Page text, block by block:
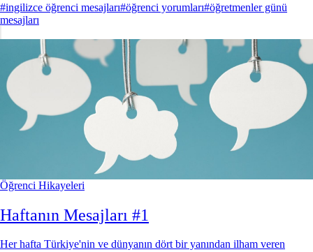
#ingilizce öğrenci mesajları#öğrenci yorumları#öğretmenler günü
mesajları
Öğrenci Hikayeleri
Haftanın Mesajları #1
Her hafta Türkiye'nin ve dünyanın dört bir yanından ilham veren